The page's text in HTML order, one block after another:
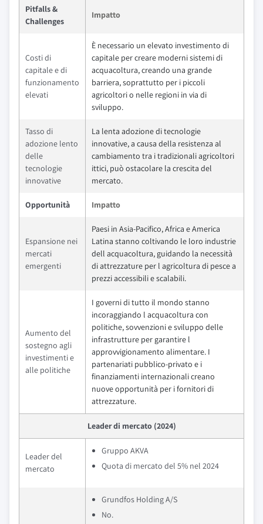
Pitfalls &
Challenges
Impatto
Costi di
capitale e di
funzionamento
elevati
È necessario un elevato investimento di
capitale per creare moderni sistemi di
acquacoltura, creando una grande
barriera, soprattutto per i piccoli
agricoltori o nelle regioni in via di
sviluppo.
Tasso di
adozione lento
delle
tecnologie
innovative
La lenta adozione di tecnologie
innovative, a causa della resistenza al
cambiamento tra i tradizionali agricoltori
ittici, può ostacolare la crescita del
mercato.
Opportunità Impatto
Espansione nei
mercati
emergenti
Paesi in Asia-Pacifico, Africa e America
Latina stanno coltivando le loro industrie
dell acquacoltura, guidando la necessità
di attrezzature per l agricoltura di pesce a
prezzi accessibili e scalabili.
Aumento del
sostegno agli
investimenti e
alle politiche
I governi di tutto il mondo stanno
incoraggiando l acquacoltura con
politiche, sovvenzioni e sviluppo delle
infrastrutture per garantire l
approvvigionamento alimentare. I
partenariati pubblico-privato e i
finanziamenti internazionali creano
nuove opportunità per i fornitori di
attrezzature.
Leader di mercato (2024)
Leader del
mercato
Gruppo AKVA
Quota di mercato del 5% nel 2024
Grundfos Holding A/S
No.